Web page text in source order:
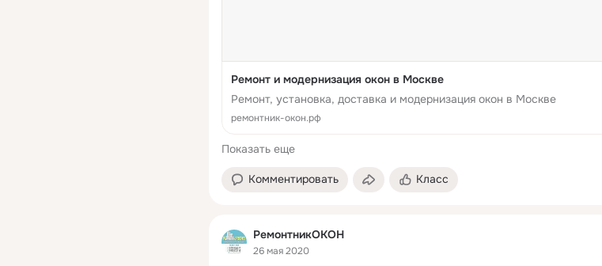
Ремонт и модернизация окон в Москве
Ремонт, установка, доставка и модернизация окон в Москве
ремонтник-окон.рф
Показать еще
Комментировать Класс
РемонтникОКОН
26 мая 2020